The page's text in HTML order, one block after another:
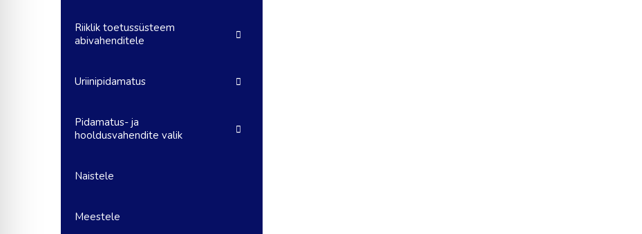
Riiklik toetussüsteem
abivahenditele
Uriinipidamatus
Pidamatus- ja
hooldusvahendite valik
Naistele
Meestele